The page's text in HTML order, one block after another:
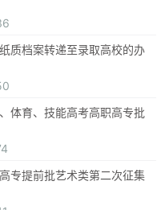
质档案转递至录取高校的办
体育、技能高考高职高专批
专提前批艺术类第二次征集